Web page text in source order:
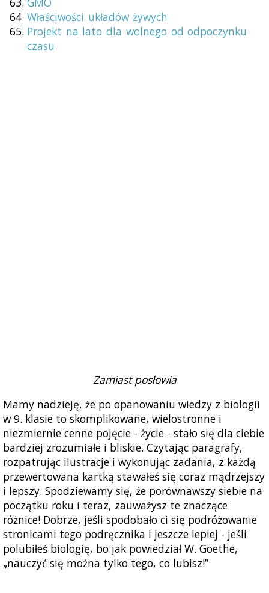
Właściwości układów żywych
Projekt na lato dla wolnego od odpoczynku
czasu
Zamiast posłowia
Mamy nadzieję, że po opanowaniu wiedzy z biologii
w 9. klasie to skomplikowane, wielostronne i
niezmiernie cenne pojęcie - życie - stało się dla ciebie
bardziej zrozumiałe i bliskie. Czytając paragrafy,
rozpatrując ilustracje i wykonując zadania, z każdą
przewertowana kartką stawałeś się coraz mądrzejszy
i lepszy. Spodziewamy się, że porównawszy siebie na
początku roku i teraz, zauważysz te znaczące
różnice! Dobrze, jeśli spodobało ci się podróżowanie
stronicami tego podręcznika i jeszcze lepiej - jeśli
polubiłeś biologię, bo jak powiedział W. Goethe,
„nauczyć się można tylko tego, co lubisz!”